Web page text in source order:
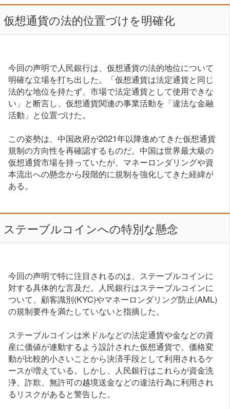
仮想通貨の法的位置づけを明確化
今回の声明で人民銀行は、仮想通貨の法的地位について
明確な立場を打ち出した。「仮想通貨は法定通貨と同じ
法的な地位を持たず、市場で法定通貨として使用できな
い」と断言し、仮想通貨関連の事業活動を「違法な金融
活動」と位置づけた。
この姿勢は、中国政府が2021年以降進めてきた仮想通貨
規制の方向性を再確認するものだ。中国は世界最大級の
仮想通貨市場を持っていたが、マネーロンダリングや資
本流出への懸念から段階的に規制を強化してきた経緯が
ある。
ステーブルコインへの特別な懸念
今回の声明で特に注目されるのは、ステーブルコインに
対する具体的な言及だ。人民銀行はステーブルコインに
ついて、顧客識別(KYC)やマネーロンダリング防止(AML)
の規制要件を満たしていないと指摘した。
ステーブルコインは米ドルなどの法定通貨や金などの資
産に価値が連動するよう設計された仮想通貨で、価格変
動が比較的小さいことから決済手段として利用されるケ
ースが増えている。しかし、人民銀行はこれらが資金洗
浄、詐欺、無許可の越境送金などの違法行為に利用され
るリスクがあると警告した。